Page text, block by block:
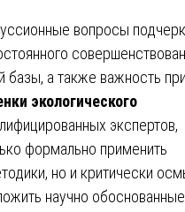
вопросы
базы, а также важность
экологического
экспертов,
формально применить
но и критически
научно